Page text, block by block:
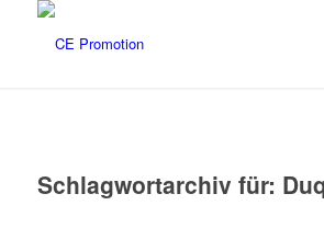
Schlagwortarchiv für: